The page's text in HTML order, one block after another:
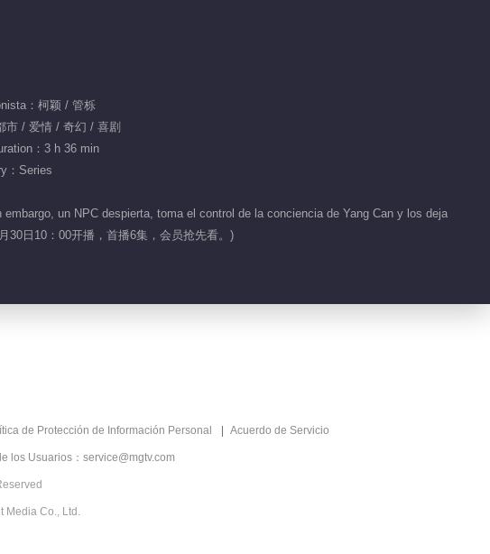
：柯颖 / 管栎
市 / 爱情 / 奇幻 / 喜剧
：3 h 36 min
：Series
un NPC despierta, toma el control de la conciencia de Yang Can y los deja
30日10：00开播，首播6集，会员抢先看。)
de Protección de Información Personal Acuerdo de Servicio
los Usuarios：service@mgtv.com
Media Co., Ltd.